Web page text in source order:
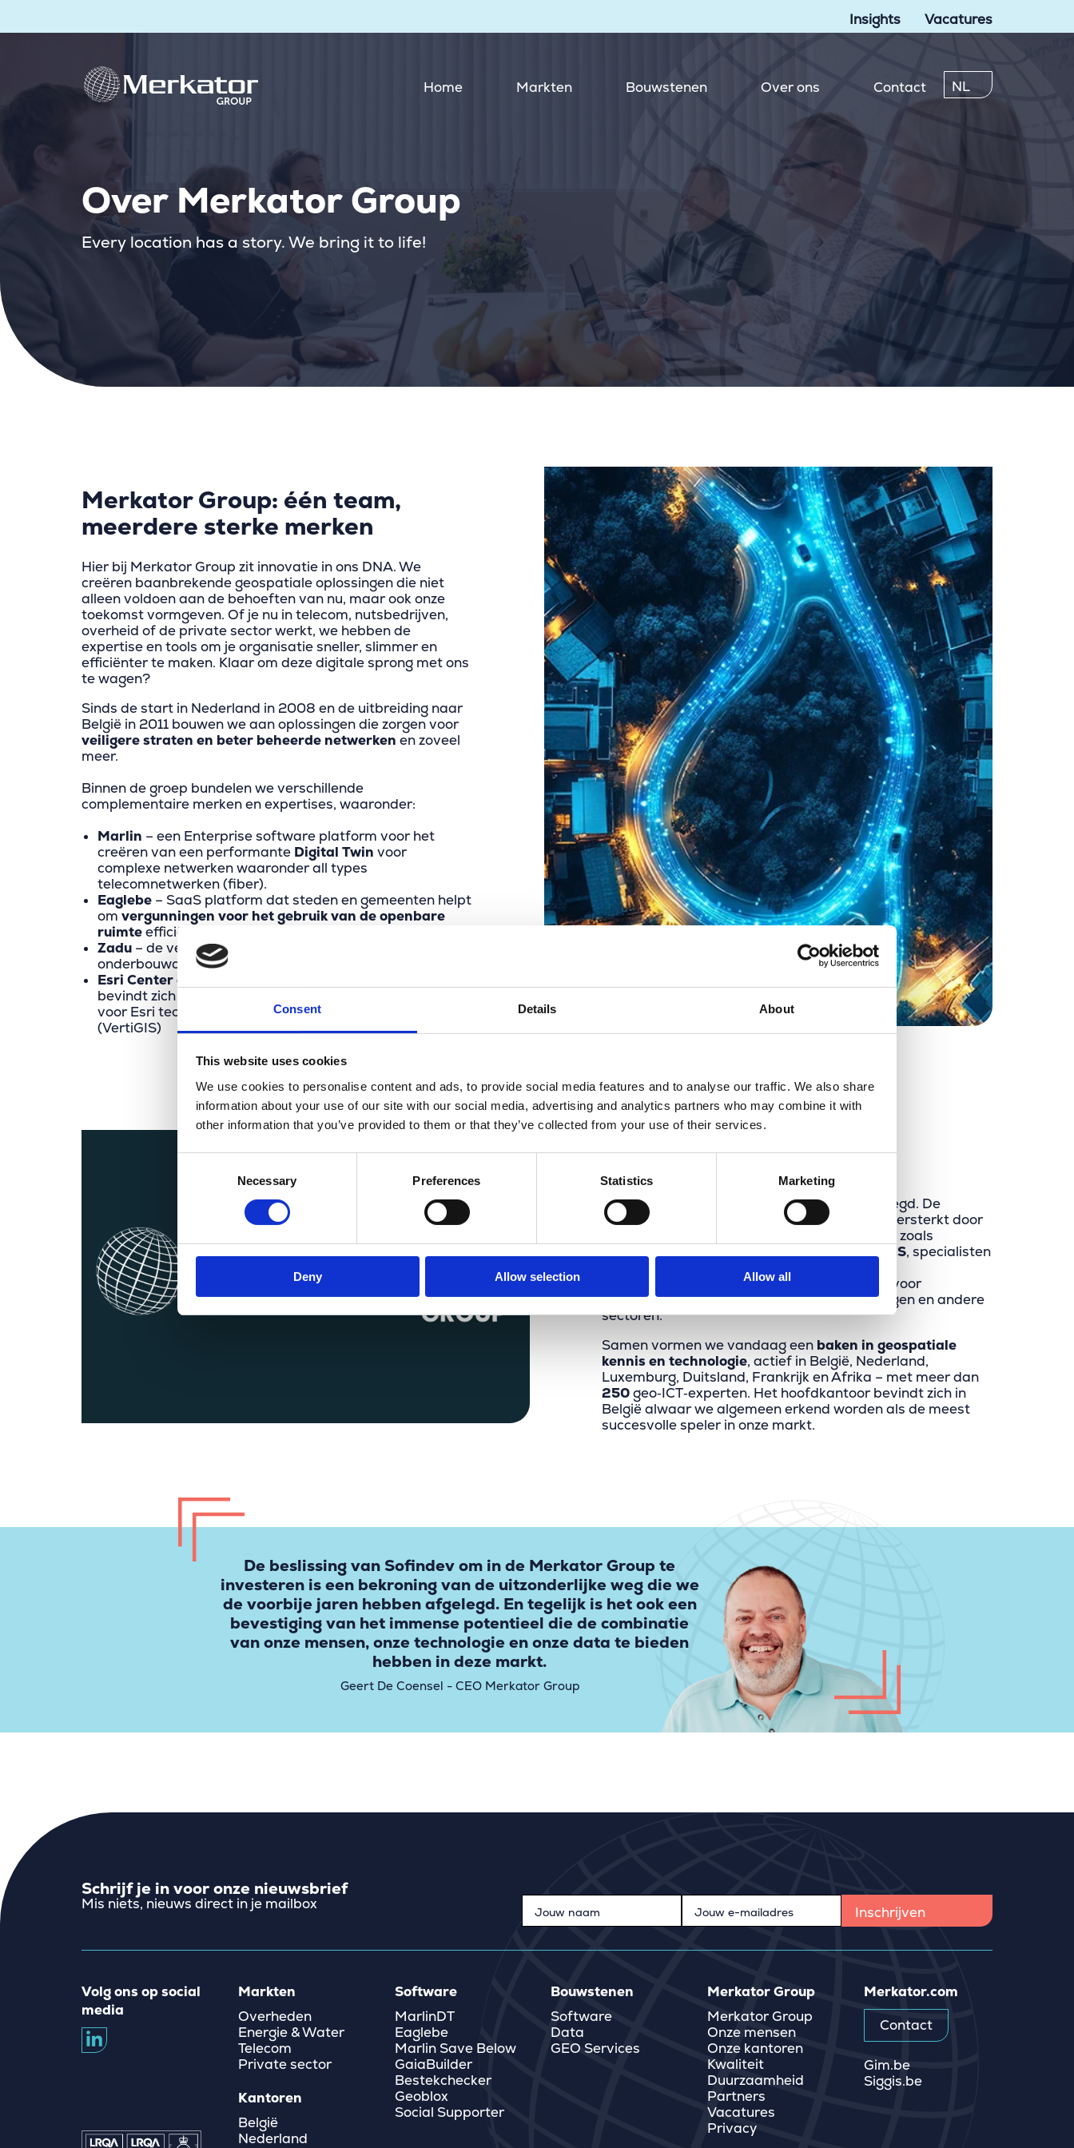
Consent Details About
This website uses cookies
We use cookies to personalise content and ads, to provide social media features and to analyse our traffic. We also share
information about your use of our site with our social media, advertising and analytics partners who may combine it with
other information that you’ve provided to them or that they’ve collected from your use of their services.
Necessary Preferences Statistics Marketing
Deny Allow selection Allow all
Insights Vacatures
Home Markten Bouwstenen Over ons Contact NL
Over Merkator Group
Every location has a story. We bring it to life!
Merkator Group: één team,
meerdere sterke merken
Hier bij Merkator Group zit innovatie in ons DNA. We
creëren baanbrekende geospatiale oplossingen die niet
alleen voldoen aan de behoeften van nu, maar ook onze
toekomst vormgeven. Of je nu in telecom, nutsbedrijven,
overheid of de private sector werkt, we hebben de
expertise en tools om je organisatie sneller, slimmer en
efficiënter te maken. Klaar om deze digitale sprong met ons
te wagen?
Sinds de start in Nederland in 2008 en de uitbreiding naar
België in 2011 bouwen we aan oplossingen die zorgen voor
veiligere straten en beter beheerde netwerken en zoveel
meer.
Binnen de groep bundelen we verschillende
complementaire merken en expertises, waaronder:
Marlin – een Enterprise software platform voor het
creëren van een performante Digital Twin voor
complexe netwerken waaronder all types
telecomnetwerken (fiber).
Eaglebe – SaaS platform dat steden en gemeenten helpt
om vergunningen voor het gebruik van de openbare
ruimteefficiënt te beheren
Zadu – de vertrouwde intelligentielaag voor
onderbouwde locatiegerichte beslissingen.
Esri Center of Competence
bevindt zich het grootste Belgische Competence Center
voor Esri technologie en aanverwante software
(VertiGIS)
Merkator heeft een opmerkelijk traject afgelegd. De
voorbije jaren werden we bovendien verder versterkt door
de overname van toonaangevende bedrijven zoals
SIGGIS, specialisten
VertiGIS‑technologie en maatwerkprojecten voor
overheden, nutsbedrijven, financiële instellingen en andere
sectoren.
Samen vormen we vandaag een baken in geospatiale
kennis en technologie, actief in België, Nederland,
Luxemburg, Duitsland, Frankrijk en Afrika – met meer dan
250geo‑ICT‑experten. Het hoofdkantoor bevindt zich in
België alwaar we algemeen erkend worden als de meest
succesvolle speler in onze markt.
De beslissing van Sofindev om in de Merkator Group te
investeren is een bekroning van de uitzonderlijke weg die we
de voorbije jaren hebben afgelegd. En tegelijk is het ook een
bevestiging van het immense potentieel die de combinatie
van onze mensen, onze technologie en onze data te bieden
hebben in deze markt.
Geert De Coensel - CEO Merkator Group
Schrijf je in voor onze nieuwsbrief
Mis niets, nieuws direct in je mailbox
Volg ons op social
media
Markten
Overheden
Energie & Water
Telecom
Private sector
Kantoren
België
Nederland
Software
MarlinDT
Eaglebe
Marlin Save Below
GaiaBuilder
Bestekchecker
Geoblox
Social Supporter
Bouwstenen
Software
Data
GEO Services
Merkator Group
Merkator Group
Onze mensen
Onze kantoren
Kwaliteit
Duurzaamheid
Partners
Vacatures
Privacy
Merkator.com
Contact
Gim.be
Siggis.be